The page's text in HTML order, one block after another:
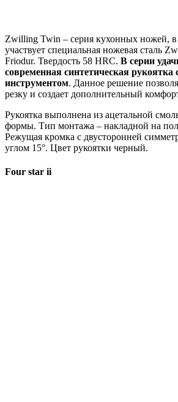
Zwilling Twin – серия кухонных ножей,
участвует специальная ножевая сталь
Friodur. Твердость 58 HRC. В серии
современная синтетическая
инструментом. Данное решение
резку и создает дополнительный
Рукоятка выполнена из ацетальной
формы. Тип монтажа – накладной на
Режущая кромка с двусторонней
углом 15°. Цвет рукоятки черный.
Four star ii